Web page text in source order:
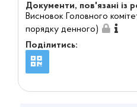
Документи, пов'язані із
Висновок Головного
порядку денного)
Поділитись: